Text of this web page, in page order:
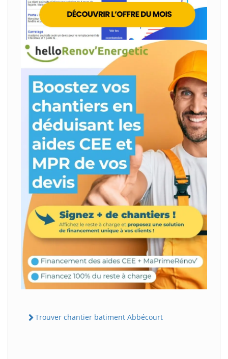
Trouver chantier batiment Abbécourt